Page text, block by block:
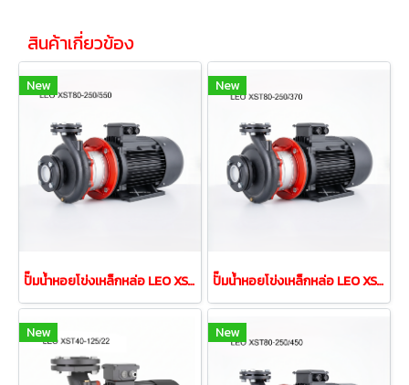
สินค้าเกี่ยวข้อง
New
ปั๊มนํ้าหอยโข่งเหล็กหล่อ LEO XST80-250/550 55.0kw 75HP 380V
New
ปั๊มนํ้าหอยโข่งเหล็กหล่อ LEO XST80-250/370 37.0kw 50HP 380V
New New